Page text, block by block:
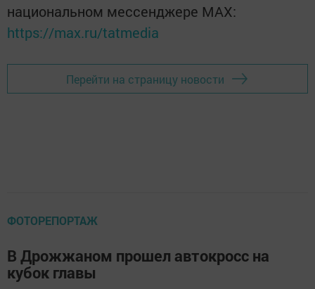
национальном мессенджере MАХ:
https://max.ru/tatmedia
Перейти на страницу новости
ФОТОРЕПОРТАЖ
В Дрожжаном прошел автокросс на
кубок главы